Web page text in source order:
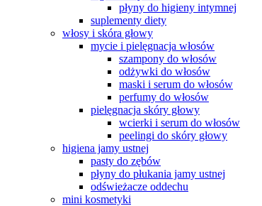
płyny do higieny intymnej
suplementy diety
włosy i skóra głowy
mycie i pielęgnacja włosów
szampony do włosów
odżywki do włosów
maski i serum do włosów
perfumy do włosów
pielęgnacja skóry głowy
wcierki i serum do włosów
peelingi do skóry głowy
higiena jamy ustnej
pasty do zębów
płyny do płukania jamy ustnej
odświeżacze oddechu
mini kosmetyki